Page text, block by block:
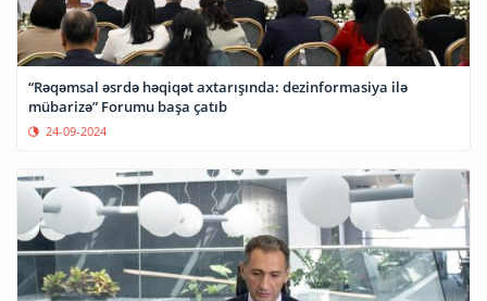
“Rəqəmsal əsrdə həqiqət axtarışında: dezinformasiya ilə
mübarizə” Forumu başa çatıb
24-09-2024